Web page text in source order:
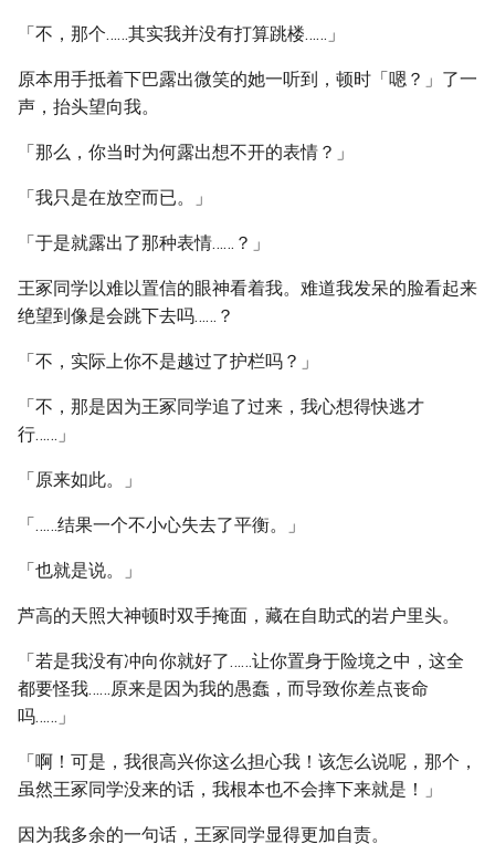
「不，那个……其实我并没有打算跳楼……」
原本用手抵着下巴露出微笑的她一听到，顿时「嗯？」了一
声，抬头望向我。
「那么，你当时为何露出想不开的表情？」
「我只是在放空而已。」
「于是就露出了那种表情……？」
王冢同学以难以置信的眼神看着我。难道我发呆的脸看起来
绝望到像是会跳下去吗……？
「不，实际上你不是越过了护栏吗？」
「不，那是因为王冢同学追了过来，我心想得快逃才
行……」
「原来如此。」
「……结果一个不小心失去了平衡。」
「也就是说。」
芦高的天照大神顿时双手掩面，藏在自助式的岩户里头。
「若是我没有冲向你就好了……让你置身于险境之中，这全
都要怪我……原来是因为我的愚蠢，而导致你差点丧命
吗……」
「啊！可是，我很高兴你这么担心我！该怎么说呢，那个，
虽然王冢同学没来的话，我根本也不会摔下来就是！」
因为我多余的一句话，王冢同学显得更加自责。